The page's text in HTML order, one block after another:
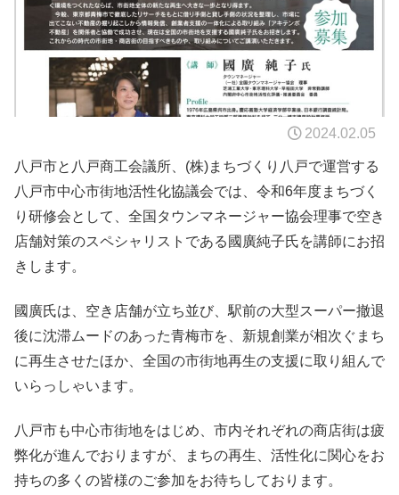
2024.02.05
八戸市と八戸商工会議所、(株)まちづくり八戸で運営する
八戸市中心市街地活性化協議会では、令和6年度まちづく
り研修会として、全国タウンマネージャー協会理事で空き
店舗対策のスペシャリストである國廣純子氏を講師にお招
きします。
國廣氏は、空き店舗が立ち並び、駅前の大型スーパー撤退
後に沈滞ムードのあった青梅市を、新規創業が相次ぐまち
に再生させたほか、全国の市街地再生の支援に取り組んで
いらっしゃいます。
八戸市も中心市街地をはじめ、市内それぞれの商店街は疲
弊化が進んでおりますが、まちの再生、活性化に関心をお
持ちの多くの皆様のご参加をお待ちしております。